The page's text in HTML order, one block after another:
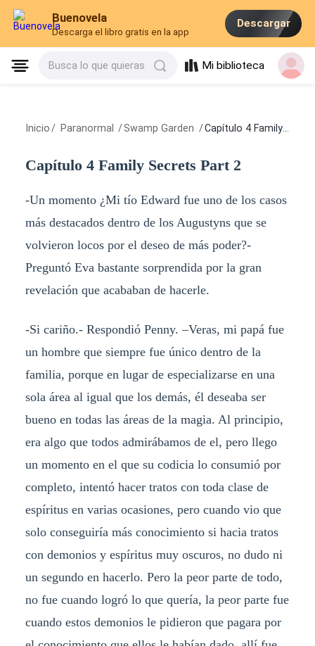
Buenovela
Descarga el libro gratis en la app
Descargar
Busca lo que quieras Mi biblioteca
Inicio / Paranormal /Swamp Garden /Capítulo 4 Family Secrets Part 2
Capítulo 4 Family Secrets Part 2
-Un momento ¿Mi tío Edward fue uno de los casos
más destacados dentro de los Augustyns que se
volvieron locos por el deseo de más poder?-
Preguntó Eva bastante sorprendida por la gran
revelación que acababan de hacerle.
-Si cariño.- Respondió Penny. –Veras, mi papá fue
un hombre que siempre fue único dentro de la
familia, porque en lugar de especializarse en una
sola área al igual que los demás, él deseaba ser
bueno en todas las áreas de la magia. Al principio,
era algo que todos admirábamos de el, pero llego
un momento en el que su codicia lo consumió por
completo, intentó hacer tratos con toda clase de
espíritus en varias ocasiones, pero cuando vio que
solo conseguiría más conocimiento si hacia tratos
con demonios y espíritus muy oscuros, no dudo ni
un segundo en hacerlo. Pero la peor parte de todo,
no fue cuando logró lo que quería, la peor parte fue
cuando estos demonios le pidieron que pagara por